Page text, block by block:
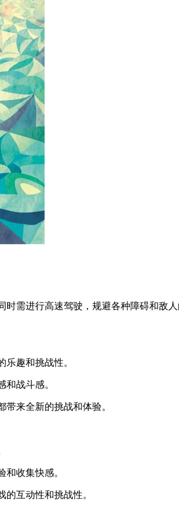
需进行高速驾驶，规避各种障碍和敌
趣和挑战性。
战斗感。
来全新的挑战和体验。
收集快感。
互动性和挑战性。